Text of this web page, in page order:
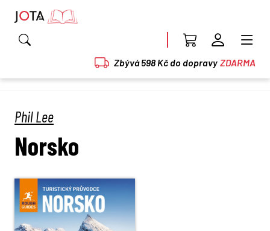
Zbývá 598 Kč do dopravy ZDARMA
Phil Lee
Norsko